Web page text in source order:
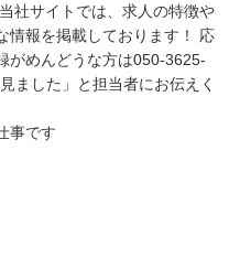
社サイトでは、求人の特徴や
情報を掲載しております！ 応
がめんどうな方は050-3625-
ました」と担当者にお伝えく
事です